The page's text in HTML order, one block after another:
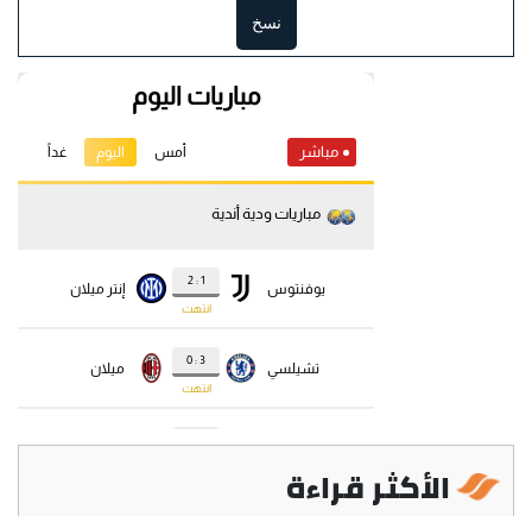
نسخ
الأكثر قراءة